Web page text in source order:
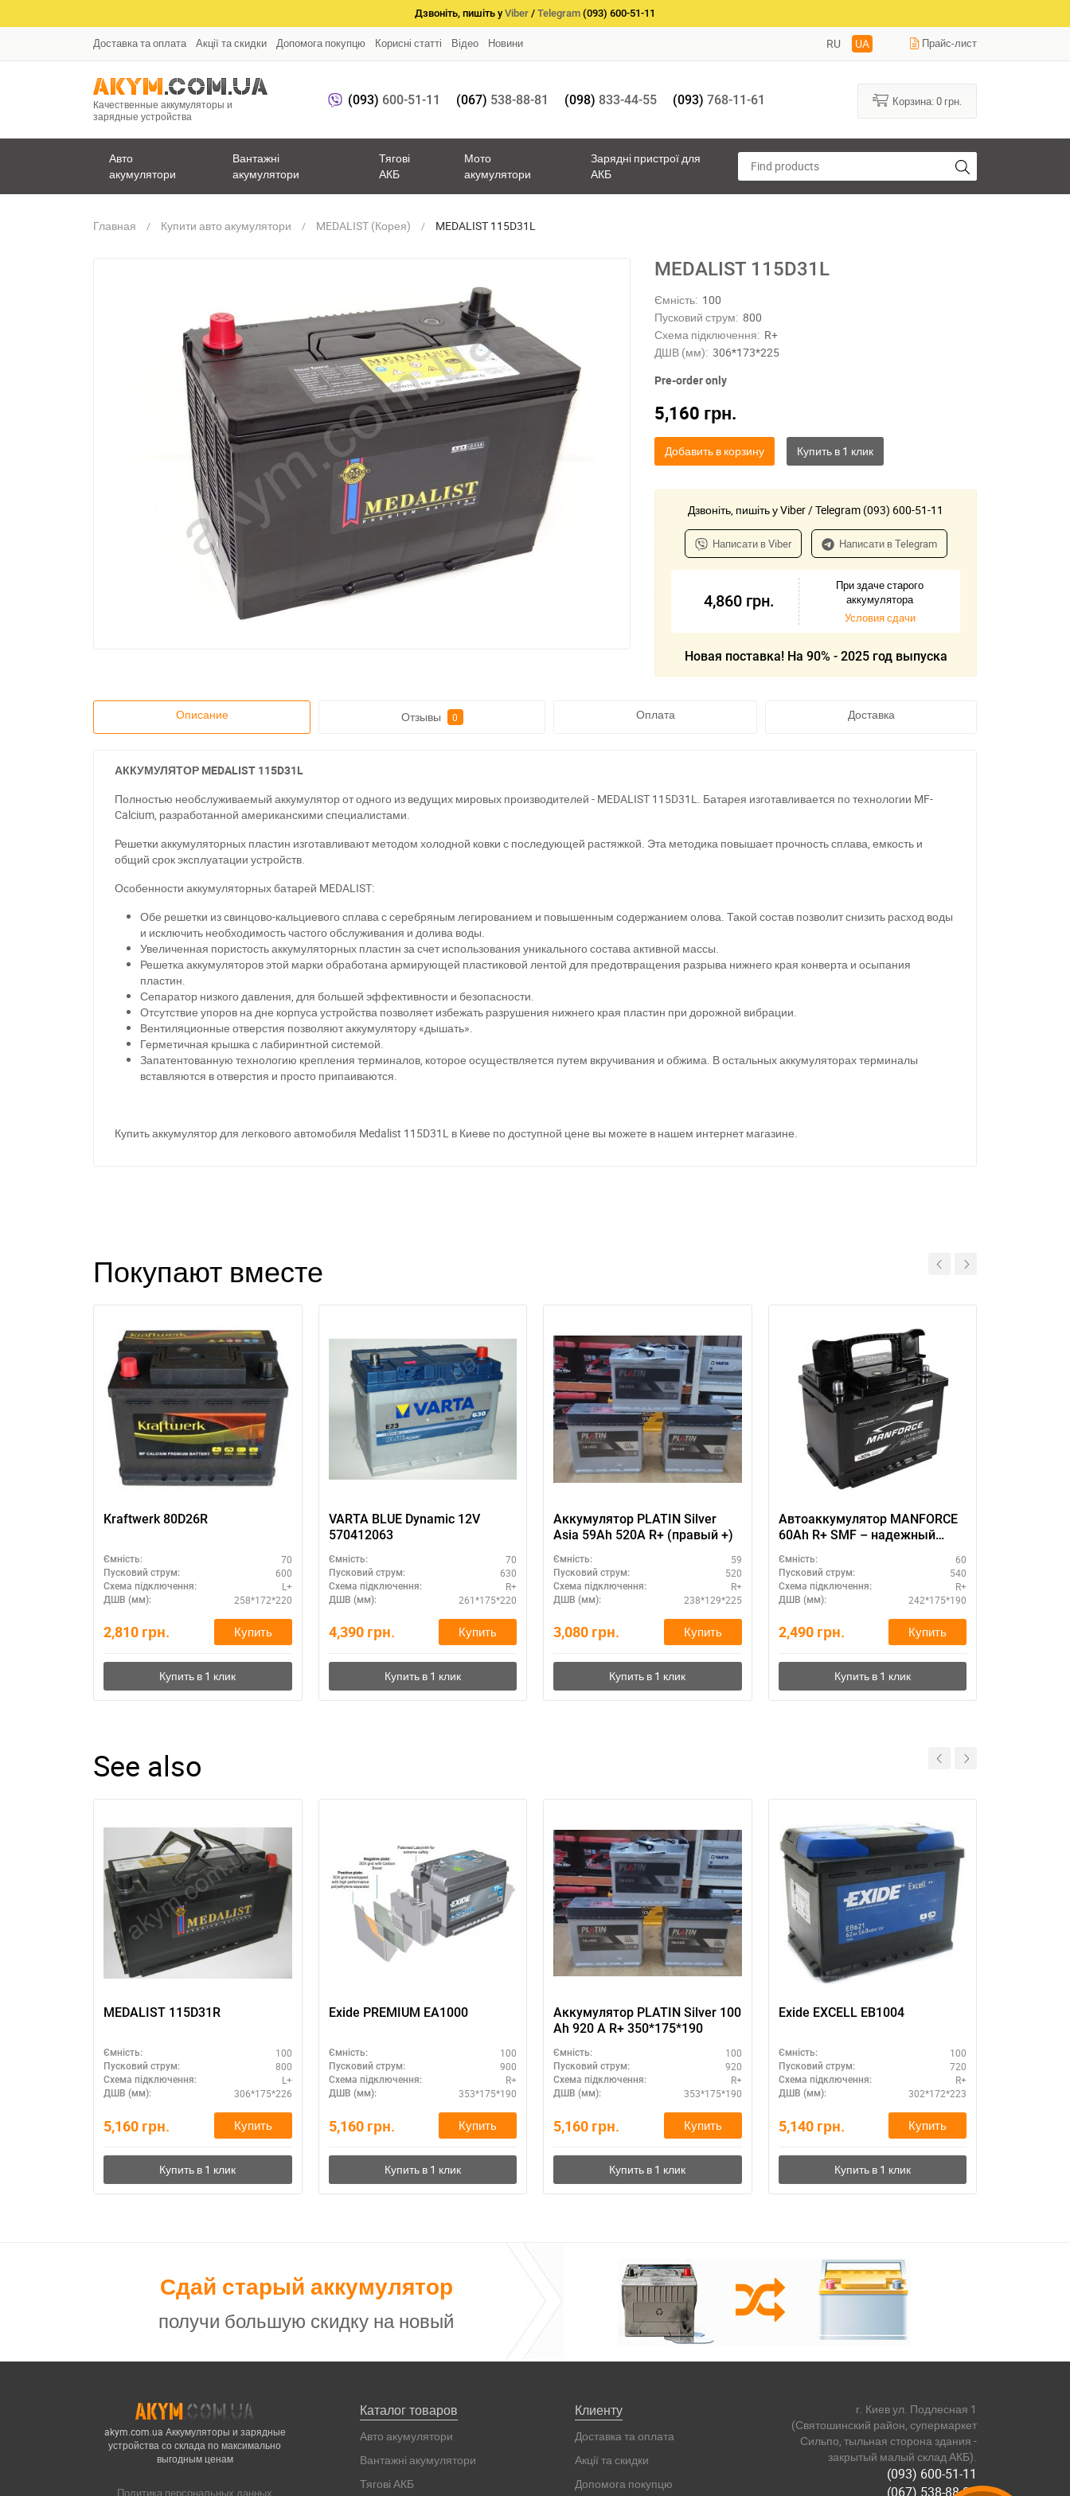
Дзвоніть, пишіть у Viber / Telegram (093) 600-51-11
Доставка та оплата Акції та скидки Допомога покупцю Корисні статті Відео Новини RU UA Прайс-лист
Качественные аккумуляторы и
зарядные устройства
(093) 600-51-11 (067) 538-88-81 (098) 833-44-55 (093) 768-11-61 Корзина:0 грн.
Авто
акумулятори
Вантажні
акумулятори
Тягові
АКБ
Мото
акумулятори
Зарядні пристрої для
АКБ
Главная Купити авто акумулятори MEDALIST (Корея) MEDALIST 115D31L
MEDALIST 115D31L
Ємність: 100
Пусковий струм: 800
Схема підключення: R+
ДШВ (мм): 306*173*225
Pre-order only
5,160 грн.
Добавить в корзину
Дзвоніть, пишіть у Viber / Telegram (093) 600-51-11
Написати в Viber Написати в Telegram
4,860 грн.
При здаче старого
аккумулятора
Условия сдачи
Новая поставка! На 90% - 2025 год выпуска
Описание Отзывы 0 Оплата Доставка
АККУМУЛЯТОР MEDALIST 115D31L
Полностью необслуживаемый аккумулятор от одного из ведущих мировых производителей - MEDALIST 115D31L. Батарея изготавливается по технологии MF-
Calcium, разработанной американскими специалистами.
Решетки аккумуляторных пластин изготавливают методом холодной ковки с последующей растяжкой. Эта методика повышает прочность сплава, емкость и
общий срок эксплуатации устройств.
Особенности аккумуляторных батарей MEDALIST:
Обе решетки из свинцово-кальциевого сплава с серебряным легированием и повышенным содержанием олова. Такой состав позволит снизить расход воды
и исключить необходимость частого обслуживания и долива воды.
Увеличенная пористость аккумуляторных пластин за счет использования уникального состава активной массы.
Решетка аккумуляторов этой марки обработана армирующей пластиковой лентой для предотвращения разрыва нижнего края конверта и осыпания
пластин.
Сепаратор низкого давления, для большей эффективности и безопасности.
Отсутствие упоров на дне корпуса устройства позволяет избежать разрушения нижнего края пластин при дорожной вибрации.
Вентиляционные отверстия позволяют аккумулятору «дышать».
Герметичная крышка с лабиринтной системой.
Запатентованную технологию крепления терминалов, которое осуществляется путем вкручивания и обжима. В остальных аккумуляторах терминалы
вставляются в отверстия и просто припаиваются.
Купить аккумулятор для легкового автомобиля Medalist 115D31L в Киеве по доступной цене вы можете в нашем интернет магазине.
Покупают вместе
Kraftwerk 80D26R
Ємність: 70
Пусковий струм: 600
Схема підключення: L+
ДШВ (мм): 258*172*220
2,810 грн. Купить
VARTA BLUE Dynamic 12V
570412063
Ємність: 70
Пусковий струм: 630
Схема підключення: R+
ДШВ (мм): 261*175*220
4,390 грн. Купить
Аккумулятор PLATIN Silver
Asia 59Ah 520A R+ (правый +)
Ємність: 59
Пусковий струм: 520
Схема підключення: R+
ДШВ (мм): 238*129*225
3,080 грн. Купить
Автоаккумулятор MANFORCE
60Ah R+ SMF – надежный
Ємність: 60
Пусковий струм: 540
Схема підключення: R+
ДШВ (мм): 242*175*190
2,490 грн. Купить
See also
MEDALIST 115D31R
Ємність: 100
Пусковий струм: 800
Схема підключення: L+
ДШВ (мм): 306*175*226
5,160 грн. Купить
Exide PREMIUM EA1000
Ємність: 100
Пусковий струм: 900
Схема підключення: R+
ДШВ (мм): 353*175*190
5,160 грн. Купить
Аккумулятор PLATIN Silver 100
Ah 920 A R+ 350*175*190
Ємність: 100
Пусковий струм: 920
Схема підключення: R+
ДШВ (мм): 353*175*190
5,160 грн. Купить
Exide EXCELL EB1004
Ємність: 100
Пусковий струм: 720
Схема підключення: R+
ДШВ (мм): 302*172*223
5,140 грн. Купить
Сдай старый аккумулятор
получи большую скидку на новый
akym.com.ua Аккумуляторы и зарядные
устройства со склада по максимально
выгодным ценам
Политика персональных данных
Каталог товаров
Авто акумулятори
Вантажні акумулятори
Тягові АКБ
Клиенту
Доставка та оплата
Акції та скидки
Допомога покупцю
г. Киев ул. Подлесная 1
(Святошинский район, супермаркет
Сильпо, тыльная сторона здания -
закрытый малый склад АКБ).
(093) 600-51-11
(067) 538-88-81